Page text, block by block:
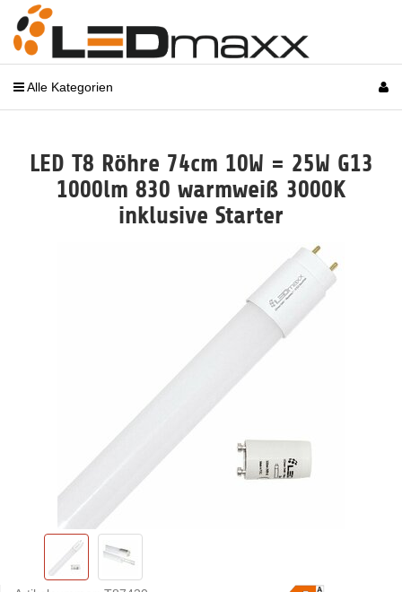
Alle Kategorien
LED T8 Röhre 74cm 10W = 25W G13
1000lm 830 warmweiß 3000K
inklusive Starter